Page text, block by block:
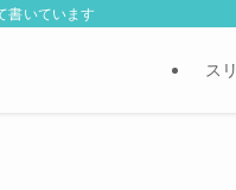
書いています
ス